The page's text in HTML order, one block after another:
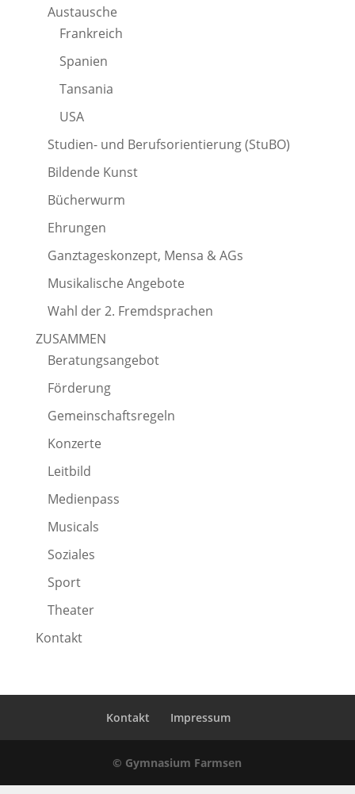
Austausche
Frankreich
Spanien
Tansania
USA
Studien- und Berufsorientierung (StuBO)
Bildende Kunst
Bücherwurm
Ehrungen
Ganztageskonzept, Mensa & AGs
Musikalische Angebote
Wahl der 2. Fremdsprachen
ZUSAMMEN
Beratungsangebot
Förderung
Gemeinschaftsregeln
Konzerte
Leitbild
Medienpass
Musicals
Soziales
Sport
Theater
Kontakt
Kontakt Impressum
© Gymnasium Farmsen